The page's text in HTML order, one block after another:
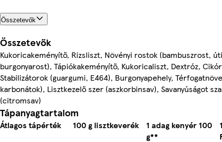
Összetevők
Összetevők
Kukoricakeményítő, Rizsliszt, Növényi rostok (bambuszrost,
burgonyarost), Tápiókakeményítő, Kukoricaliszt, Dextróz,
Stabilizátorok (guargumi, E464), Burgonyapehely,
karbonátok), Lisztkezelő szer (aszkorbinsav), Savanyúságot
(citromsav)
Tápanyagtartalom
Átlagos tápérték 100 g lisztkeverék
1 adag kenyér 100
g**